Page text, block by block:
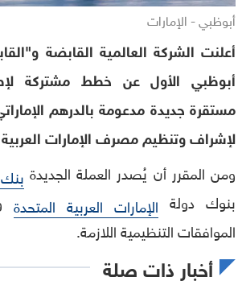
أبوظبي - الإمارات
أبوظبي الأول عن خطط مشتركة
مستقرة جديدة مدعومة بالدرهم
لإشراف وتنظيم مصرف الإمارات
ومن المقرر أن يُصدر العملة الجديدة
بنوك دولة الإمارات العربية المتحدة
الموافقات التنظيمية اللازمة.
أخبار ذات صلة